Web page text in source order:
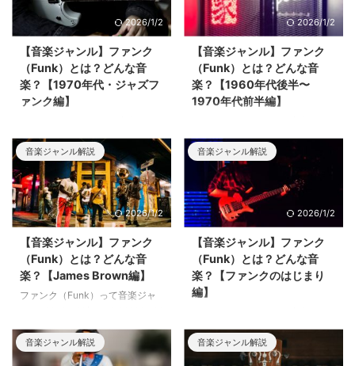
回はファンクの歴史のうち、
1980年代後半から現在のファン
クについて解説していきます。
回はファンクの歴史のうち、
1980年代・シンセファンク・こ
の時代の電子楽器について解説し
ていきます。
2026/1/2
【音楽ジャンル】ファンク
（Funk）とは？どんな音
楽？【1970年代・ジャズフ
ァンク編】
ンルがあるのは知ってるけど、ど
んな音楽かと言われるとざっくり
したイメージしか浮かばない...こ
のような方のための記事です。今
回はファンクの歴史のうち、
1970年代ごろ・ジャズファンク
について解説していきます。
2026/1/2
【音楽ジャンル】ファンク
（Funk）とは？どんな音
楽？【1960年代後半〜
1970年代前半編】
ンルがあるのは知ってるけど、ど
んな音楽かと言われるとざっくり
したイメージしか浮かばない...こ
のような方のための記事です。今
回はファンクの歴史のうち、
1960年代後半〜1970年代前半に
ついて解説していきます。
音楽ジャンル解説
2026/1/2
【音楽ジャンル】ファンク
（Funk）とは？どんな音
楽？【James Brown編】
ファンク（Funk）って音楽ジャ
んな音楽かと言われるとざっくり
したイメージしか浮かばない...こ
のような方のための記事です。今
音楽ジャンル解説
2026/1/2
【音楽ジャンル】ファンク
（Funk）とは？どんな音
楽？【ファンクのはじまり
編】
ンルがあるのは知ってるけど、ど
んな音楽かと言われるとざっくり
したイメージしか浮かばない...こ
音楽ジャンル解説 音楽ジャンル解説